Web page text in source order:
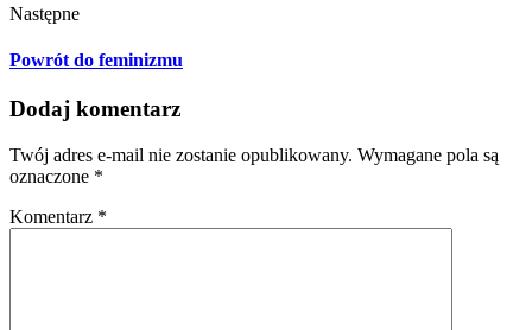
Następne
Powrót do feminizmu
Dodaj komentarz
Twój adres e-mail nie zostanie opublikowany. Wymagane pola są
oznaczone *
Komentarz *